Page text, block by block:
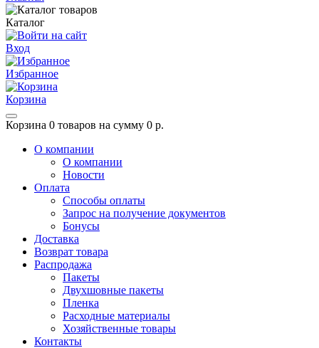
Каталог
Вход
Избранное
Корзина
Корзина 0 товаров на сумму 0 р.
О компании
О компании
Новости
Оплата
Способы оплаты
Запрос на получение документов
Бонусы
Доставка
Возврат товара
Распродажа
Пакеты
Двухшовные пакеты
Пленка
Расходные материалы
Хозяйственные товары
Контакты